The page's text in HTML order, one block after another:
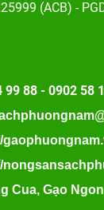
(ACB) -
99 88 - 0902 58
Cua, Gạo